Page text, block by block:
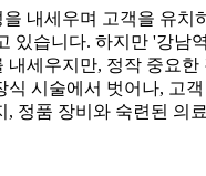
내세우며 고객을 유
습니다. 하지만 '강남
세우지만, 정작 중요
시술에서 벗어나, 고
정품 장비와 숙련된 의